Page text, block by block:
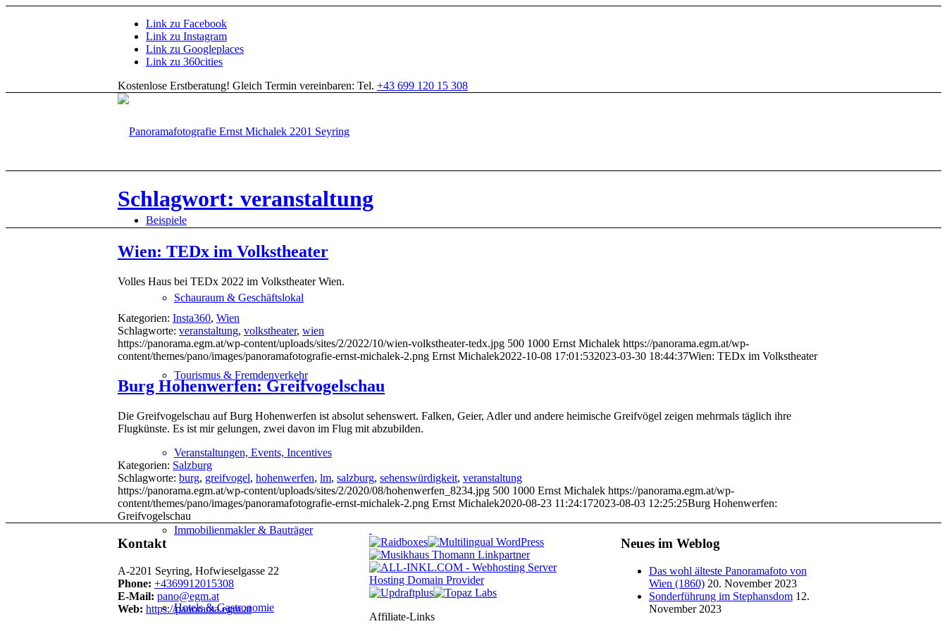
Link zu Facebook
Link zu Instagram
Link zu Googleplaces
Link zu 360cities
Kostenlose Erstberatung! Gleich Termin vereinbaren: Tel. +43 699 120 15 308
Beispiele
Schauraum & Geschäftslokal
Tourismus & Fremdenverkehr
Veranstaltungen, Events, Incentives
Immobilienmakler & Bauträger
Hotels & Gastronomie
Schlagwort: veranstaltung
Wien: TEDx im Volkstheater
Volles Haus bei TEDx 2022 im Volkstheater Wien.
Kategorien: Insta360, Wien
Schlagworte: veranstaltung, volkstheater, wien
https://panorama.egm.at/wp-content/uploads/sites/2/2022/10/wien-volkstheater-tedx.jpg 500 1000 Ernst Michalek https://panorama.egm.at/wp-
content/themes/pano/images/panoramafotografie-ernst-michalek-2.png Ernst Michalek2022-10-08 17:01:532023-03-30 18:44:37Wien: TEDx im Volkstheater
Burg Hohenwerfen: Greifvogelschau
Die Greifvogelschau auf Burg Hohenwerfen ist absolut sehenswert. Falken, Geier, Adler und andere heimische Greifvögel zeigen mehrmals täglich ihre
Flugkünste. Es ist mir gelungen, zwei davon im Flug mit abzubilden.
Kategorien: Salzburg
Schlagworte: burg, greifvogel, hohenwerfen, lm, salzburg, sehenswürdigkeit, veranstaltung
https://panorama.egm.at/wp-content/uploads/sites/2/2020/08/hohenwerfen_8234.jpg 500 1000 Ernst Michalek https://panorama.egm.at/wp-
content/themes/pano/images/panoramafotografie-ernst-michalek-2.png Ernst Michalek2020-08-23 11:24:172023-08-03 12:25:25Burg Hohenwerfen:
Greifvogelschau
Kontakt
A-2201 Seyring, Hofwieselgasse 22
Phone: +4369912015308
E-Mail: pano@egm.at
Web: https://panorama.egm.at
Affiliate-Links
Neues im Weblog
Das wohl älteste Panoramafoto von
Wien (1860) 20. November 2023
Sonderführung im Stephansdom 12.
November 2023